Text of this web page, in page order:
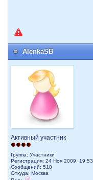
AlenkaSB
Активный участник
Группа: Участники
Регистрация: 24 Ноя 2009, 19:53
Сообщений: 518
Откуда: Москва